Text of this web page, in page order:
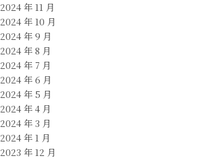
2024 年 11 月
2024 年 10 月
2024 年 9 月
2024 年 8 月
2024 年 7 月
2024 年 6 月
2024 年 5 月
2024 年 4 月
2024 年 3 月
2024 年 1 月
2023 年 12 月